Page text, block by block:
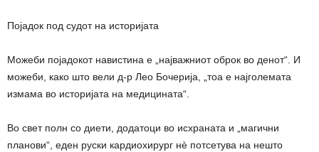
Појадок под судот на историјата
Можеби појадокот навистина е „најважниот оброк во денот“. И
можеби, како што вели д-р Лео Бочерија, „тоа е најголемата
измама во историјата на медицината“.
Во свет полн со диети, додатоци во исхраната и „магични
планови“, еден руски кардиохирург нè потсетува на нешто